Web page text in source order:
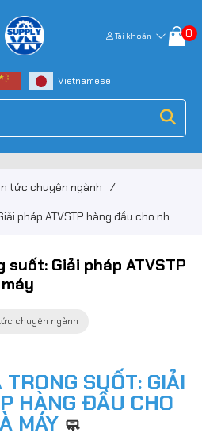
Tài khoản 0
tức chuyên ngành /
pháp ATVSTP hàng đầu cho nhà
Giải pháp ATVSTP
chuyên ngành
SUỐT: GIẢI
HÀNG ĐẦU CHO
MÁY 🧼